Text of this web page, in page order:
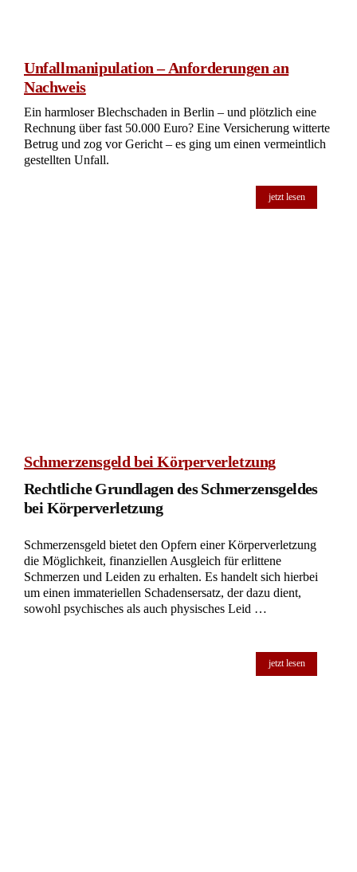
Unfallmanipulation – Anforderungen an
Nachweis
Ein harmloser Blechschaden in Berlin – und plötzlich eine
Rechnung über fast 50.000 Euro? Eine Versicherung witterte
Betrug und zog vor Gericht – es ging um einen vermeintlich
gestellten Unfall.
jetzt lesen
Schmerzensgeld bei Körperverletzung
Rechtliche Grundlagen des Schmerzensgeldes
bei Körperverletzung
Schmerzensgeld bietet den Opfern einer Körperverletzung
die Möglichkeit, finanziellen Ausgleich für erlittene
Schmerzen und Leiden zu erhalten. Es handelt sich hierbei
um einen immateriellen Schadensersatz, der dazu dient,
sowohl psychisches als auch physisches Leid …
jetzt lesen